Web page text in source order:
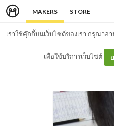
MAKERS STORE
เราใช้คุ๊กกี้บนเว็บไซต์ของเรา กรุณาอ่
เพื่อใช้บริการเว็บไซต์